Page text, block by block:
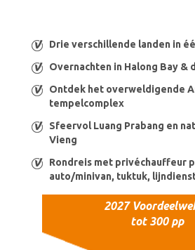
Drie verschillende landen in
Overnachten in Halong Bay &
Ontdek het overweldigende
tempelcomplex
Sfeervol Luang Prabang en
Vieng
Rondreis met privéchauffeur
auto/minivan, tuktuk,
2027
tot 300 pp